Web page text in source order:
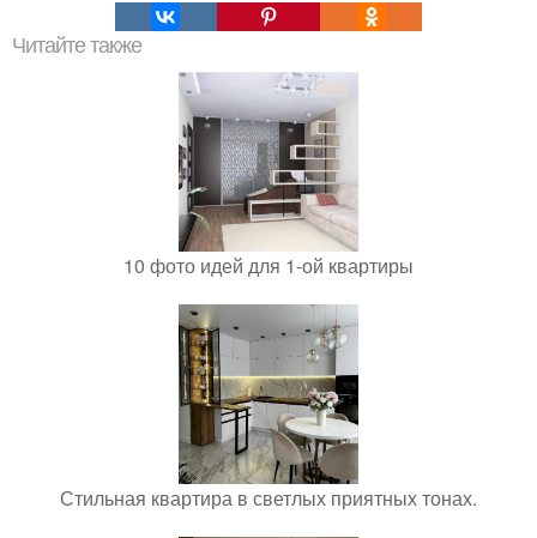
Читайте также
10 фото идей для 1-ой квартиры
Стильная квартира в светлых приятных тонах.